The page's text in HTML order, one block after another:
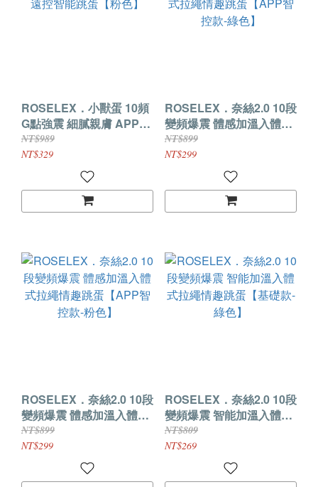
ROSELEX．小獸蛋 10頻
G點強震 細膩親膚 APP遠
控智能跳蛋【粉色】
NT$989
NT$329
ROSELEX．奈絲2.0 10段
變頻爆震 體感加溫入體式
拉繩情趣跳蛋【APP智控
款-綠色】
NT$899
NT$299
ROSELEX．奈絲2.0 10段
變頻爆震 體感加溫入體式
拉繩情趣跳蛋【APP智控
款-粉色】
NT$899
NT$299
ROSELEX．奈絲2.0 10段
變頻爆震 智能加溫入體式
拉繩情趣跳蛋【基礎款-綠
色】
NT$809
NT$269